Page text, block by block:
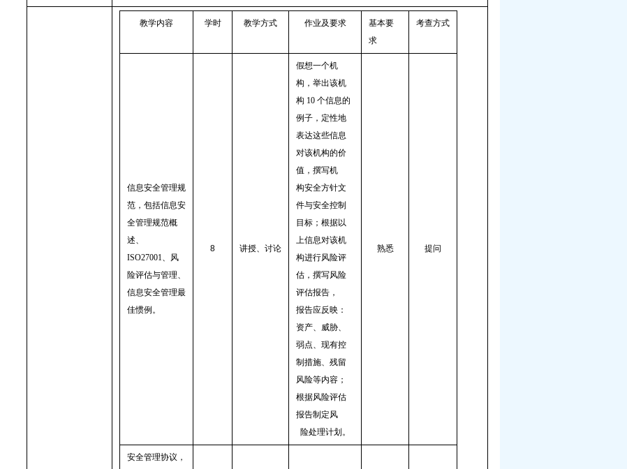
教学内容 学时 教学方式 作业及要求
基本要
求
考查方式
信息安全管理规
范，包括信息安
全管理规范概
述、
ISO27001、风
险评估与管理、
信息安全管理最
佳惯例。
8 讲授、讨论
假想一个机
构，举出该机
构 10个信息的
例子，定性地
表达这些信息
对该机构的价
值，撰写机
构安全方针文
件与安全控制
目标；根据以
上信息对该机
构进行风险评
估，撰写风险
评估报告，
报告应反映：
资产、威胁、
弱点、现有控
制措施、残留
风险等内容；
根据风险评估
报告制定风
险处理计划。
熟悉 提问
安全管理协议，